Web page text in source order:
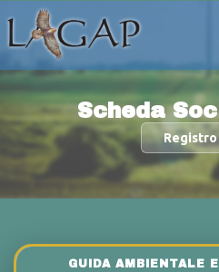
Scheda
Registro